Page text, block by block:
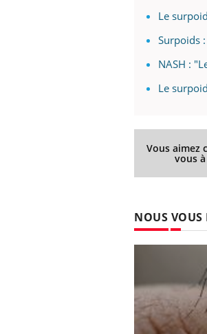
Le
Surpoids
NASH :
Le
Vous aimez
vous
NOUS